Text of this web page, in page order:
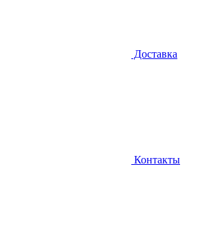
Доставка
Контакты